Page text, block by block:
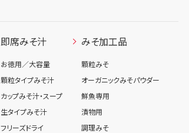
即席みそ汁
お徳用／大容量
顆粒タイプみそ汁
カップみそ汁・スープ
生タイプみそ汁
フリーズドライ
みそ加工品
顆粒みそ
オーガニックみそパウダー
鮮魚専用
漬物用
調理みそ